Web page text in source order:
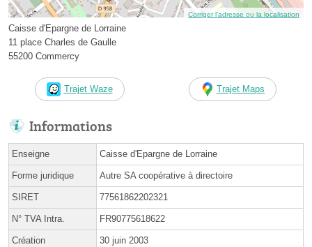
Corriger l’adresse ou la localisation
Caisse d'Epargne de Lorraine
11 place Charles de Gaulle
55200 Commercy
Trajet Waze Trajet Maps
Informations
Enseigne Caisse d'Epargne de Lorraine
Forme juridique Autre SA coopérative à directoire
SIRET 77561862202321
N° TVA Intra. FR90775618622
Création 30 juin 2003